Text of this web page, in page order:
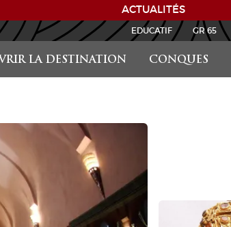
ACTUALITÉS
LA DESTINATION CONQUES
EDUCATIF GR 65